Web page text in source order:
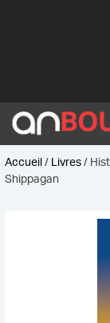
Accueil/ Livres/
Shippagan